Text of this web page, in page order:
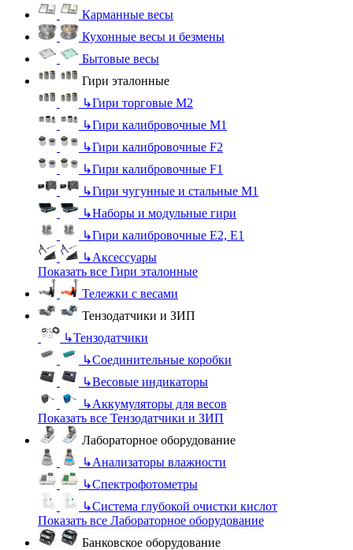
Карманные весы
Кухонные весы и безмены
Бытовые весы
Гири эталонные
↳Гири торговые М2
↳Гири калибровочные М1
↳Гири калибровочные F2
↳Гири калибровочные F1
↳Гири чугунные и стальные М1
↳Наборы и модульные гири
↳Гири калибровочные E2, Е1
↳Аксессуары
Показать все Гири эталонные
Тележки с весами
Тензодатчики и ЗИП
↳Тензодатчики
↳Соединительные коробки
↳Весовые индикаторы
↳Аккумуляторы для весов
Показать все Тензодатчики и ЗИП
Лабораторное оборудование
↳Анализаторы влажности
↳Спектрофотометры
↳Система глубокой очистки кислот
Показать все Лабораторное оборудование
Банковское оборудование